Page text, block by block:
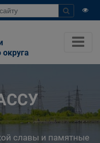
округа
славы и памятные